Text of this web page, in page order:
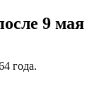
9 мая
года.